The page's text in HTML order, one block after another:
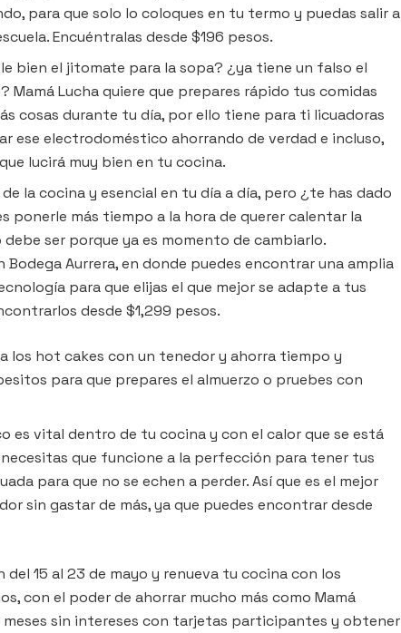
para que solo lo coloques en tu termo y puedas salir a
Encuéntralas desde $196 pesos.
bien el jitomate para la sopa? ¿ya tiene un falso el
Lucha quiere que prepares rápido tus comidas
cosas durante tu día, por ello tiene para ti licuadoras
ese electrodoméstico ahorrando de verdad e incluso,
lucirá muy bien en tu cocina.
de la cocina y esencial en tu día a día, pero ¿te has dado
ponerle más tiempo a la hora de querer calentar la
ser porque ya es momento de cambiarlo.
Bodega Aurrera, en donde puedes encontrar una amplia
para que elijas el que mejor se adapte a tus
desde $1,299 pesos.
los hot cakes con un tenedor y ahorra tiempo y
para que prepares el almuerzo o pruebes con
es vital dentro de tu cocina y con el calor que se está
que funcione a la perfección para tener tus
para que no se echen a perder. Así que es el mejor
sin gastar de más, ya que puedes encontrar desde
15 al 23 de mayo y renueva tu cocina con los
con el poder de ahorrar mucho más como Mamá
meses sin intereses con tarjetas participantes y obtener